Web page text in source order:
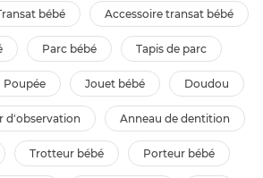
transat bébé accessoire transat bébé
parc bébé tapis de parc
poupée jouet bébé doudou
d'observation anneau de dentition
trotteur bébé porteur bébé